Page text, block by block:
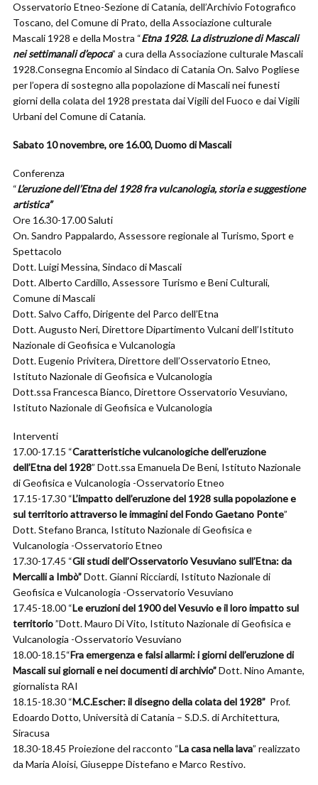
Osservatorio Etneo-Sezione di Catania, dell’Archivio Fotografico
Toscano, del Comune di Prato, della Associazione culturale
Mascali 1928 e della Mostra “Etna 1928. La distruzione di Mascali
nei settimanali d’epoca” a cura della Associazione culturale Mascali
1928.Consegna Encomio al Sindaco di Catania On. Salvo Pogliese
per l’opera di sostegno alla popolazione di Mascali nei funesti
giorni della colata del 1928 prestata dai Vigili del Fuoco e dai Vigili
Urbani del Comune di Catania.
Sabato 10 novembre, ore 16.00, Duomo di Mascali
Conferenza
“L’eruzione dell’Etna del 1928 fra vulcanologia, storia e suggestione
artistica”
Ore 16.30-17.00 Saluti
On. Sandro Pappalardo, Assessore regionale al Turismo, Sport e
Spettacolo
Dott. Luigi Messina, Sindaco di Mascali
Dott. Alberto Cardillo, Assessore Turismo e Beni Culturali,
Comune di Mascali
Dott. Salvo Caffo, Dirigente del Parco dell’Etna
Dott. Augusto Neri, Direttore Dipartimento Vulcani dell’Istituto
Nazionale di Geofisica e Vulcanologia
Dott. Eugenio Privitera, Direttore dell’Osservatorio Etneo,
Istituto Nazionale di Geofisica e Vulcanologia
Dott.ssa Francesca Bianco, Direttore Osservatorio Vesuviano,
Istituto Nazionale di Geofisica e Vulcanologia
Interventi
17.00-17.15 “Caratteristiche vulcanologiche dell’eruzione
dell’Etna del 1928” Dott.ssa Emanuela De Beni, Istituto Nazionale
di Geofisica e Vulcanologia -Osservatorio Etneo
17.15-17.30 “L’impatto dell’eruzione del 1928 sulla popolazione e
sul territorio attraverso le immagini del Fondo Gaetano Ponte”
Dott. Stefano Branca, Istituto Nazionale di Geofisica e
Vulcanologia -Osservatorio Etneo
17.30-17.45 “Gli studi dell’Osservatorio Vesuviano sull’Etna: da
Mercalli a Imbò”Dott. Gianni Ricciardi, Istituto Nazionale di
Geofisica e Vulcanologia -Osservatorio Vesuviano
17.45-18.00 “Le eruzioni del 1900 del Vesuvio e il loro impatto sul
territorio”Dott. Mauro Di Vito, Istituto Nazionale di Geofisica e
Vulcanologia -Osservatorio Vesuviano
18.00-18.15“Fra emergenza e falsi allarmi: i giorni dell’eruzione di
Mascali sui giornali e nei documenti di archivio”Dott. Nino Amante,
giornalista RAI
18.15-18.30 “M.C.Escher: il disegno della colata del 1928” Prof.
Edoardo Dotto, Università di Catania – S.D.S. di Architettura,
Siracusa
18.30-18.45 Proiezione del racconto “La casa nella lava” realizzato
da Maria Aloisi, Giuseppe Distefano e Marco Restivo.